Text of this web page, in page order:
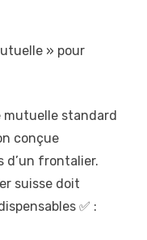
» pour
mutuelle standard
conçue
d’un frontalier.
suisse doit
✅ :